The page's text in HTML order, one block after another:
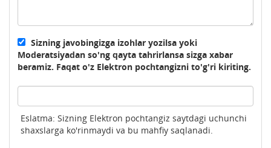
Sizning javobingizga izohlar yozilsa yoki
Moderatsiyadan so'ng qayta tahrirlansa sizga xabar
beramiz. Faqat o'z Elektron pochtangizni to'g'ri kiriting.
Eslatma: Sizning Elektron pochtangiz saytdagi uchunchi
shaxslarga ko'rinmaydi va bu mahfiy saqlanadi.